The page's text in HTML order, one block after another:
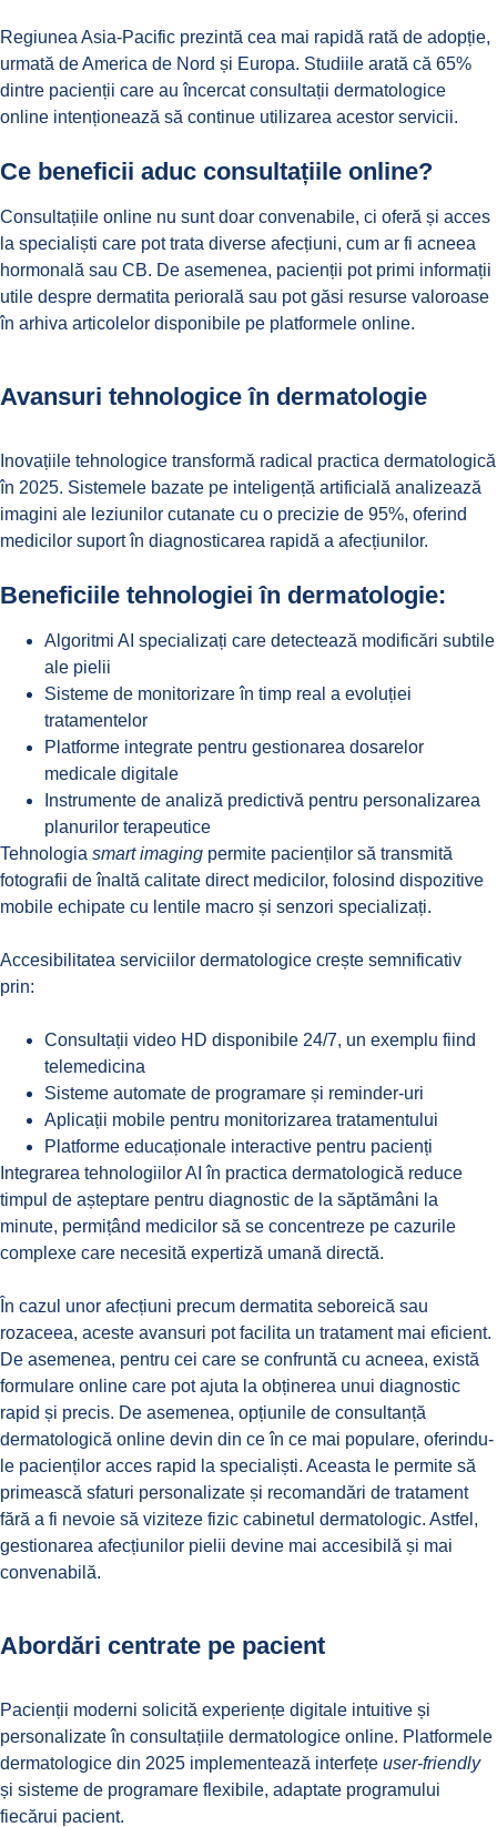
Regiunea Asia-Pacific prezintă cea mai rapidă rată de adopție,
urmată de America de Nord și Europa. Studiile arată că 65%
dintre pacienții care au încercat consultații dermatologice
online intenționează să continue utilizarea acestor servicii.
Ce beneficii aduc consultațiile online?
Consultațiile online nu sunt doar convenabile, ci oferă și acces
la specialiști care pot trata diverse afecțiuni, cum ar fi acneea
hormonală sau CB. De asemenea, pacienții pot primi informații
utile despre dermatita periorală sau pot găsi resurse valoroase
în arhiva articolelor disponibile pe platformele online.
Avansuri tehnologice în dermatologie
Inovațiile tehnologice transformă radical practica dermatologică
în 2025. Sistemele bazate pe inteligență artificială analizează
imagini ale leziunilor cutanate cu o precizie de 95%, oferind
medicilor suport în diagnosticarea rapidă a afecțiunilor.
Beneficiile tehnologiei în dermatologie:
Algoritmi AI specializați care detectează modificări subtile
ale pielii
Sisteme de monitorizare în timp real a evoluției
tratamentelor
Platforme integrate pentru gestionarea dosarelor
medicale digitale
Instrumente de analiză predictivă pentru personalizarea
planurilor terapeutice
Tehnologia smart imaging permite pacienților să transmită
fotografii de înaltă calitate direct medicilor, folosind dispozitive
mobile echipate cu lentile macro și senzori specializați.
Accesibilitatea serviciilor dermatologice crește semnificativ
prin:
Consultații video HD disponibile 24/7, un exemplu fiind
telemedicina
Sisteme automate de programare și reminder-uri
Aplicații mobile pentru monitorizarea tratamentului
Platforme educaționale interactive pentru pacienți
Integrarea tehnologiilor AI în practica dermatologică reduce
timpul de așteptare pentru diagnostic de la săptămâni la
minute, permițând medicilor să se concentreze pe cazurile
complexe care necesită expertiză umană directă.
În cazul unor afecțiuni precum dermatita seboreică sau
rozaceea, aceste avansuri pot facilita un tratament mai eficient.
De asemenea, pentru cei care se confruntă cu acneea, există
formulare online care pot ajuta la obținerea unui diagnostic
rapid și precis. De asemenea, opțiunile de consultanță
dermatologică online devin din ce în ce mai populare, oferindu-
le pacienților acces rapid la specialiști. Aceasta le permite să
primească sfaturi personalizate și recomandări de tratament
fără a fi nevoie să viziteze fizic cabinetul dermatologic. Astfel,
gestionarea afecțiunilor pielii devine mai accesibilă și mai
convenabilă.
Abordări centrate pe pacient
Pacienții moderni solicită experiențe digitale intuitive și
personalizate în consultațiile dermatologice online. Platformele
dermatologice din 2025 implementează interfețe user-friendly
și sisteme de programare flexibile, adaptate programului
fiecărui pacient.